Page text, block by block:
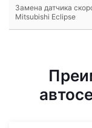
Замена датчика
Mitsubishi Eclipse